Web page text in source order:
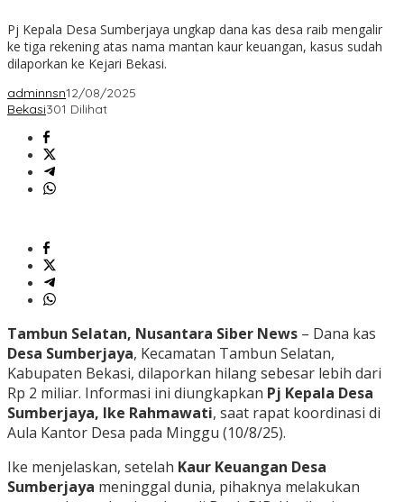
Pj Kepala Desa Sumberjaya ungkap dana kas desa raib mengalir
ke tiga rekening atas nama mantan kaur keuangan, kasus sudah
dilaporkan ke Kejari Bekasi.
adminnsn12/08/2025
Bekasi301 Dilihat
Tambun Selatan, Nusantara Siber News – Dana kas
Desa Sumberjaya, Kecamatan Tambun Selatan,
Kabupaten Bekasi, dilaporkan hilang sebesar lebih dari
Rp 2 miliar. Informasi ini diungkapkan Pj Kepala Desa
Sumberjaya, Ike Rahmawati, saat rapat koordinasi di
Aula Kantor Desa pada Minggu (10/8/25).
Ike menjelaskan, setelah Kaur Keuangan Desa
Sumberjaya meninggal dunia, pihaknya melakukan